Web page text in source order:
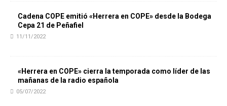
Cadena COPE emitió «Herrera en COPE» desde la Bodega
Cepa 21 de Peñafiel
11/11/2022
«Herrera en COPE» cierra la temporada como líder de las
mañanas de la radio española
05/07/2022